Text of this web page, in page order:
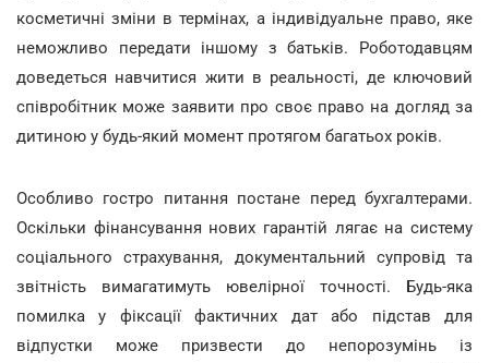
косметичні зміни в термінах, а індивідуальне право, яке
неможливо передати іншому з батьків. Роботодавцям
доведеться навчитися жити в реальності, де ключовий
співробітник може заявити про своє право на догляд за
дитиною у будь-який момент протягом багатьох років.
Особливо гостро питання постане перед бухгалтерами.
Оскільки фінансування нових гарантій лягає на систему
соціального страхування, документальний супровід та
звітність вимагатимуть ювелірної точності. Будь-яка
помилка у фіксації фактичних дат або підстав для
відпустки може призвести до непорозумінь із